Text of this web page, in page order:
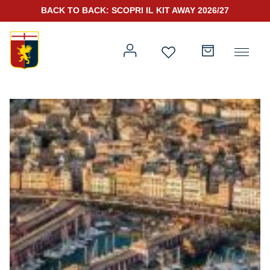
Prima squadra
Prima squadra
Genoa for Special
Kit Gara 2026/27
Training
Rappresentanza
Kit Gara 25/26
BACK TO BACK: SCOPRI IL KIT AWAY 2026/27